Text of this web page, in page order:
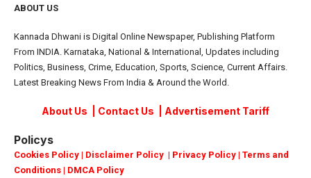
ABOUT US
Kannada Dhwani is Digital Online Newspaper, Publishing Platform
From INDIA. Karnataka, National & International, Updates including
Politics, Business, Crime, Education, Sports, Science, Current Affairs.
Latest Breaking News From India & Around the World.
About Us Contact Us Advertisement Tariff
Policys
Cookies Policy | Disclaimer Policy | Privacy Policy | Terms and
Conditions | DMCA Policy